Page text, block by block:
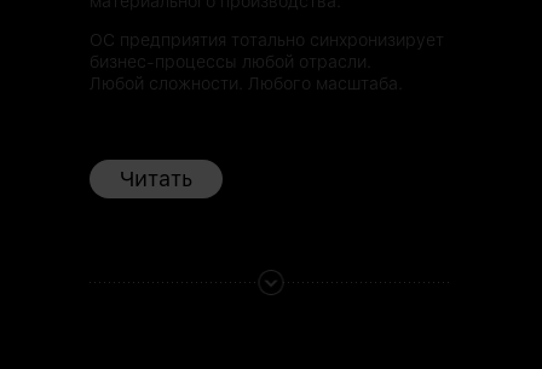
ОС предприятия тотально синхронизирует
бизнес-процессы любой отрасли.
Любой сложности. Любого масштаба.
Читать